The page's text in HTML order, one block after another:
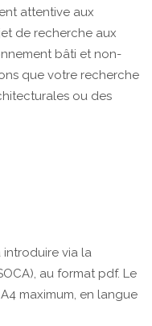
attentive aux
de recherche aux
bâti et non-
que votre recherche
ou des
via la
au format pdf. Le
maximum, en langue